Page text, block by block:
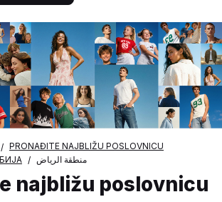
PRONAĐITE NAJBLIŽU POSLOVNICU
منطقة الرياض
najbližu poslovnicu